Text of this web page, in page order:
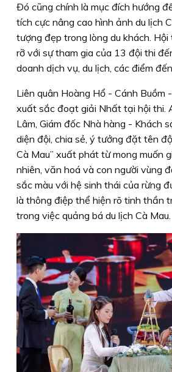
Ðó cũng chính là mục đích hướng
tích cực nâng cao hình ảnh du lịch
tượng đẹp trong lòng du khách.
rỡ với sự tham gia của 13 đội thi
doanh dịch vụ, du lịch, các điểm
Liên quân Hoàng Hổ - Cánh Buồm
xuất sắc đoạt giải Nhất tại hội thi.
Lâm, Giám đốc Nhà hàng - Khách
diện đội, chia sẻ, ý tưởng đặt tên
Cà Mau” xuất phát từ mong muốn
nhiên, văn hoá và con người vùng
sắc màu với hệ sinh thái của rừng
là thông điệp thể hiện rõ tinh thần
trong việc quảng bá du lịch Cà Mau.